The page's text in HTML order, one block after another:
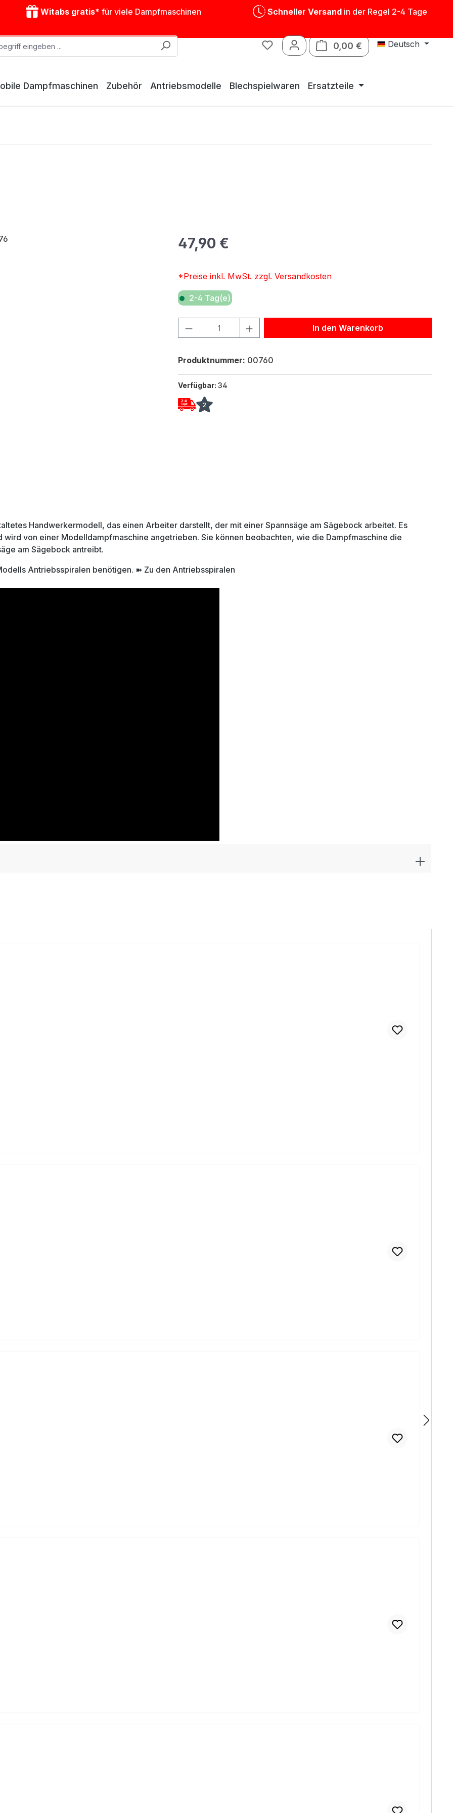
Witabs gratis* für viele Dampfmaschinen Schneller Versandin der Regel 2-4 Tage
0,00 € Warenkorb enthält 0
Deutsch
Dampfmaschinen Zubehör Antriebsmodelle Blechspielwaren Ersatzteile
Regulärer Preis:
47,90 €
*Preise inkl. MwSt. zzgl. Versandkosten
2-4 Tag(e)
Produkt Anzahl: Gib den gewünschten Wert ein oder benutze die
In den Warenkorb
Produktnummer: 00760
Verfügbar:34
2
Handwerkermodell, das einen Arbeiter darstellt, der mit einer Spannsäge am Sägebock arbeitet. Es
von einer Modelldampfmaschine angetrieben. Sie können beobachten, wie die Dampfmaschine die
am Sägebock antreibt.
Antriebsspiralen benötigen. ➽ Zu den Antriebsspiralen